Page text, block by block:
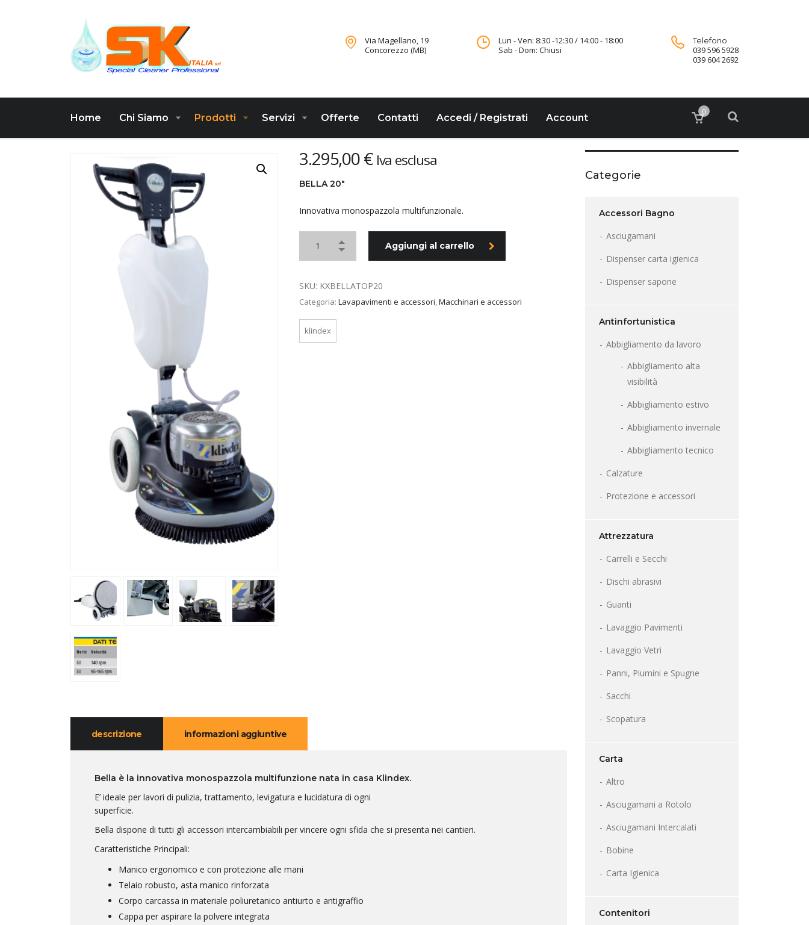
Via Magellano, 19
Concorezzo (MB)
Lun - Ven: 8:30 -12:30 / 14:00 - 18:00
Sab - Dom: Chiusi
Telefono
039 596 5928
039 604 2692
Home Chi Siamo Prodotti Servizi Offerte Contatti Accedi / Registrati Account
0
3.295,00€ Iva esclusa
BELLA 20″
Innovativa monospazzola multifunzionale.
Aggiungi al carrello
SKU: KXBELLATOP20
Categoria: Lavapavimenti e accessori,Macchinari e accessori
klindex
descrizione informazioni aggiuntive
Bella è la innovativa monospazzola multifunzione nata in casa Klindex.
E’ ideale per lavori di pulizia, trattamento, levigatura e lucidatura di ogni
superficie.
Bella dispone di tutti gli accessori intercambiabili per vincere ogni sfida che si presenta nei cantieri.
Caratteristiche Principali:
Manico ergonomico e con protezione alle mani
Telaio robusto, asta manico rinforzata
Corpo carcassa in materiale poliuretanico antiurto e antigraffio
Cappa per aspirare la polvere integrata
Categorie
Accessori Bagno
Asciugamani
Dispenser carta igienica
Dispenser sapone
Antinfortunistica
Abbigliamento da lavoro
Abbigliamento alta
visibilità
Abbigliamento estivo
Abbigliamento invernale
Abbigliamento tecnico
Calzature
Protezione e accessori
Attrezzatura
Carrelli e Secchi
Dischi abrasivi
Guanti
Lavaggio Pavimenti
Lavaggio Vetri
Panni, Piumini e Spugne
Sacchi
Scopatura
Carta
Altro
Asciugamani a Rotolo
Asciugamani Intercalati
Bobine
Carta Igienica
Contenitori